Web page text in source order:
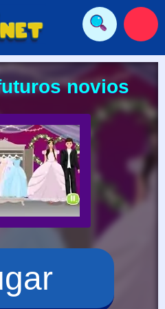
novios